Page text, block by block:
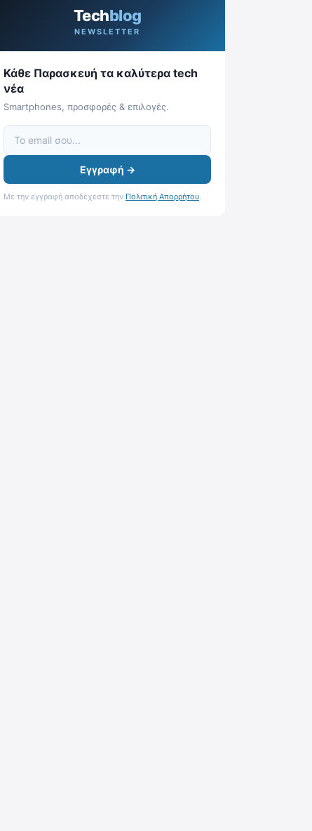
Techblog
NEWSLETTER
Κάθε Παρασκευή τα καλύτερα tech
νέα
Smartphones, προσφορές & επιλογές.
Εγγραφή →
Με την εγγραφή αποδέχεστε την Πολιτική Απορρήτου.